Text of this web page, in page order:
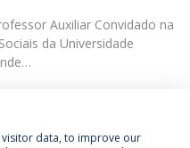
Auxiliar Convidado na
da Universidade
data, to improve our